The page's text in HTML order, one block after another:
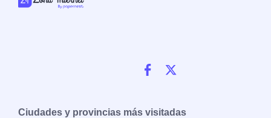
Ciudades y provincias más visitadas